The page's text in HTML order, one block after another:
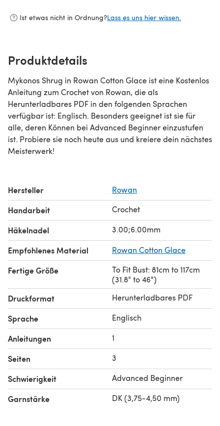
Ist etwas nicht in Ordnung?Lass es uns hier wissen.
Produktdetails
Mykonos Shrug in Rowan Cotton Glace ist eine Kostenlos
Anleitung zum Crochet von Rowan, die als
Herunterladbares PDF in den folgenden Sprachen
verfügbar ist: Englisch. Besonders geeignet ist sie für
alle, deren Können bei Advanced Beginner einzustufen
ist. Probiere sie noch heute aus und kreiere dein nächstes
Meisterwerk!
Hersteller Rowan
Handarbeit Crochet
Häkelnadel 3.00;6.00mm
Empfohlenes Material Rowan Cotton Glace
Fertige Größe
To Fit Bust: 81cm to 117cm
(31.8" to 46")
Druckformat Herunterladbares PDF
Sprache Englisch
Anleitungen 1
Seiten 3
Schwierigkeit Advanced Beginner
Garnstärke DK (3,75-4,50 mm)